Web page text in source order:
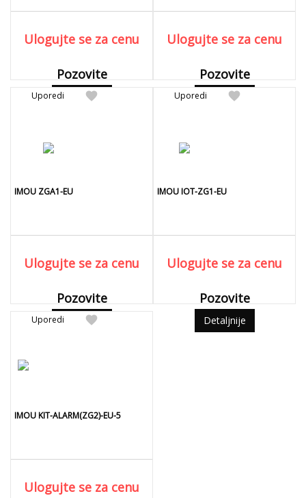
Ulogujte se za cenu
Pozovite
Detaljnije
Ulogujte se za cenu
Pozovite
Detaljnije
favorite
Uporedi
IMOU ZGA1-EU
Ulogujte se za cenu
Pozovite
Detaljnije
favorite
Uporedi
IMOU IOT-ZG1-EU
Ulogujte se za cenu
Pozovite
Detaljnije
favorite
Uporedi
IMOU KIT-ALARM(ZG2)-EU-5
Ulogujte se za cenu